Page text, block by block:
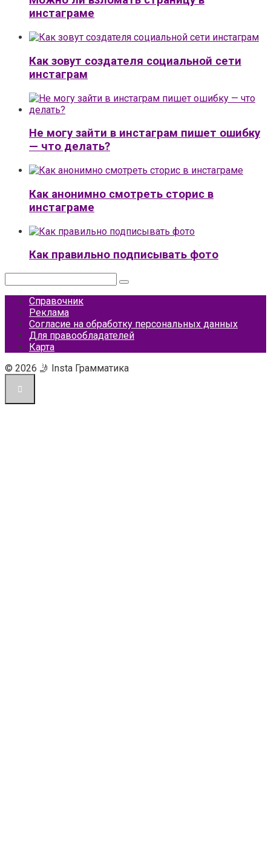
инстаграме
Как зовут создателя социальной сети
инстаграм
Не могу зайти в инстаграм пишет ошибку
— что делать?
Как анонимно смотреть сторис в
инстаграме
Как правильно подписывать фото
Справочник
Реклама
Согласие на обработку персональных данных
Для правообладателей
Карта
© 2026 🤳 Insta Грамматика